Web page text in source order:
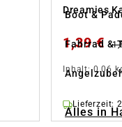
Boot &
Fahrrad &
Alles in
Dreamies
1,39 €
Inhalt:0.06
Lieferzeit: